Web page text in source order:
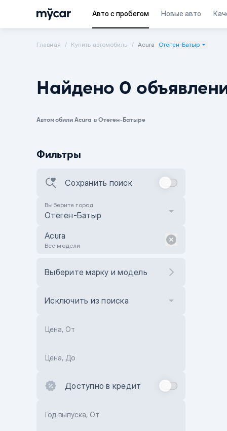
Авто с пробегом Новые авто
Главная Купить автомобиль Acura Отеген-Батыр
Найдено 0
Автомобили Acura в Отеген-Батыре
Фильтры
Сохранить поиск
Выберите город
Отеген-Батыр
Acura
Все модели
Выберите марку и модель
Исключить из поиска
Цена, От
Цена, До
Доступно в кредит
Год выпуска, От